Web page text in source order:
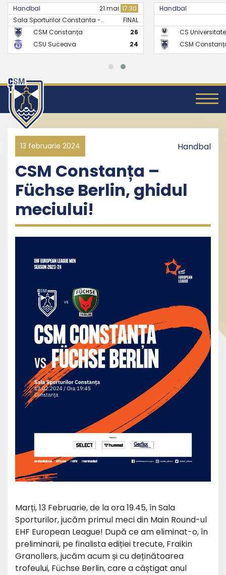
Handbal 21 mai 17:30
Sala Sporturilor Constanta -..
FINAL
CSM Constanța
26
CSU Suceava
24
Handbal
CS
CSM
13 februarie 2024 Handbal
CSM Constanța –
Füchse Berlin, ghidul
meciului!
Marți, 13 Februarie, de la ora 19.45, în Sala
Sporturilor, jucăm primul meci din Main Round-ul
EHF European League! După ce am eliminat-o, în
preliminarii, pe finalista ediției trecute, Fraikin
Granollers, jucăm acum și cu deținătoarea
trofeului, Füchse Berlin, care a câștigat anul